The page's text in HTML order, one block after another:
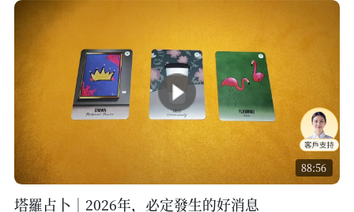
88:56
塔羅占卜｜2026年，必定發生的好消息